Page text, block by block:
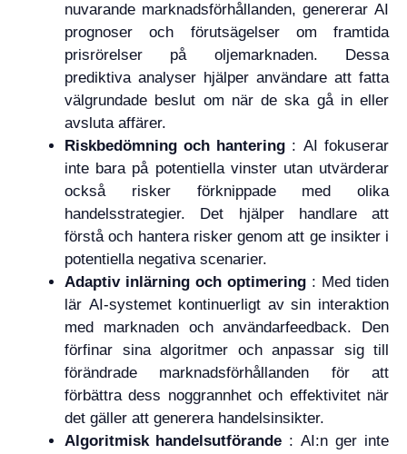
nuvarande marknadsförhållanden, genererar AI
prognoser och förutsägelser om framtida
prisrörelser på oljemarknaden. Dessa
prediktiva analyser hjälper användare att fatta
välgrundade beslut om när de ska gå in eller
avsluta affärer.
Riskbedömning och hantering : AI fokuserar
inte bara på potentiella vinster utan utvärderar
också risker förknippade med olika
handelsstrategier. Det hjälper handlare att
förstå och hantera risker genom att ge insikter i
potentiella negativa scenarier.
Adaptiv inlärning och optimering : Med tiden
lär AI-systemet kontinuerligt av sin interaktion
med marknaden och användarfeedback. Den
förfinar sina algoritmer och anpassar sig till
förändrade marknadsförhållanden för att
förbättra dess noggrannhet och effektivitet när
det gäller att generera handelsinsikter.
Algoritmisk handelsutförande : AI:n ger inte